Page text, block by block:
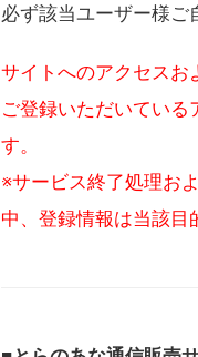
必ず該当ユーザー様ご
サイトへのアクセスお
ご登録いただいている
す。
※サービス終了処理お
中、登録情報は当該目